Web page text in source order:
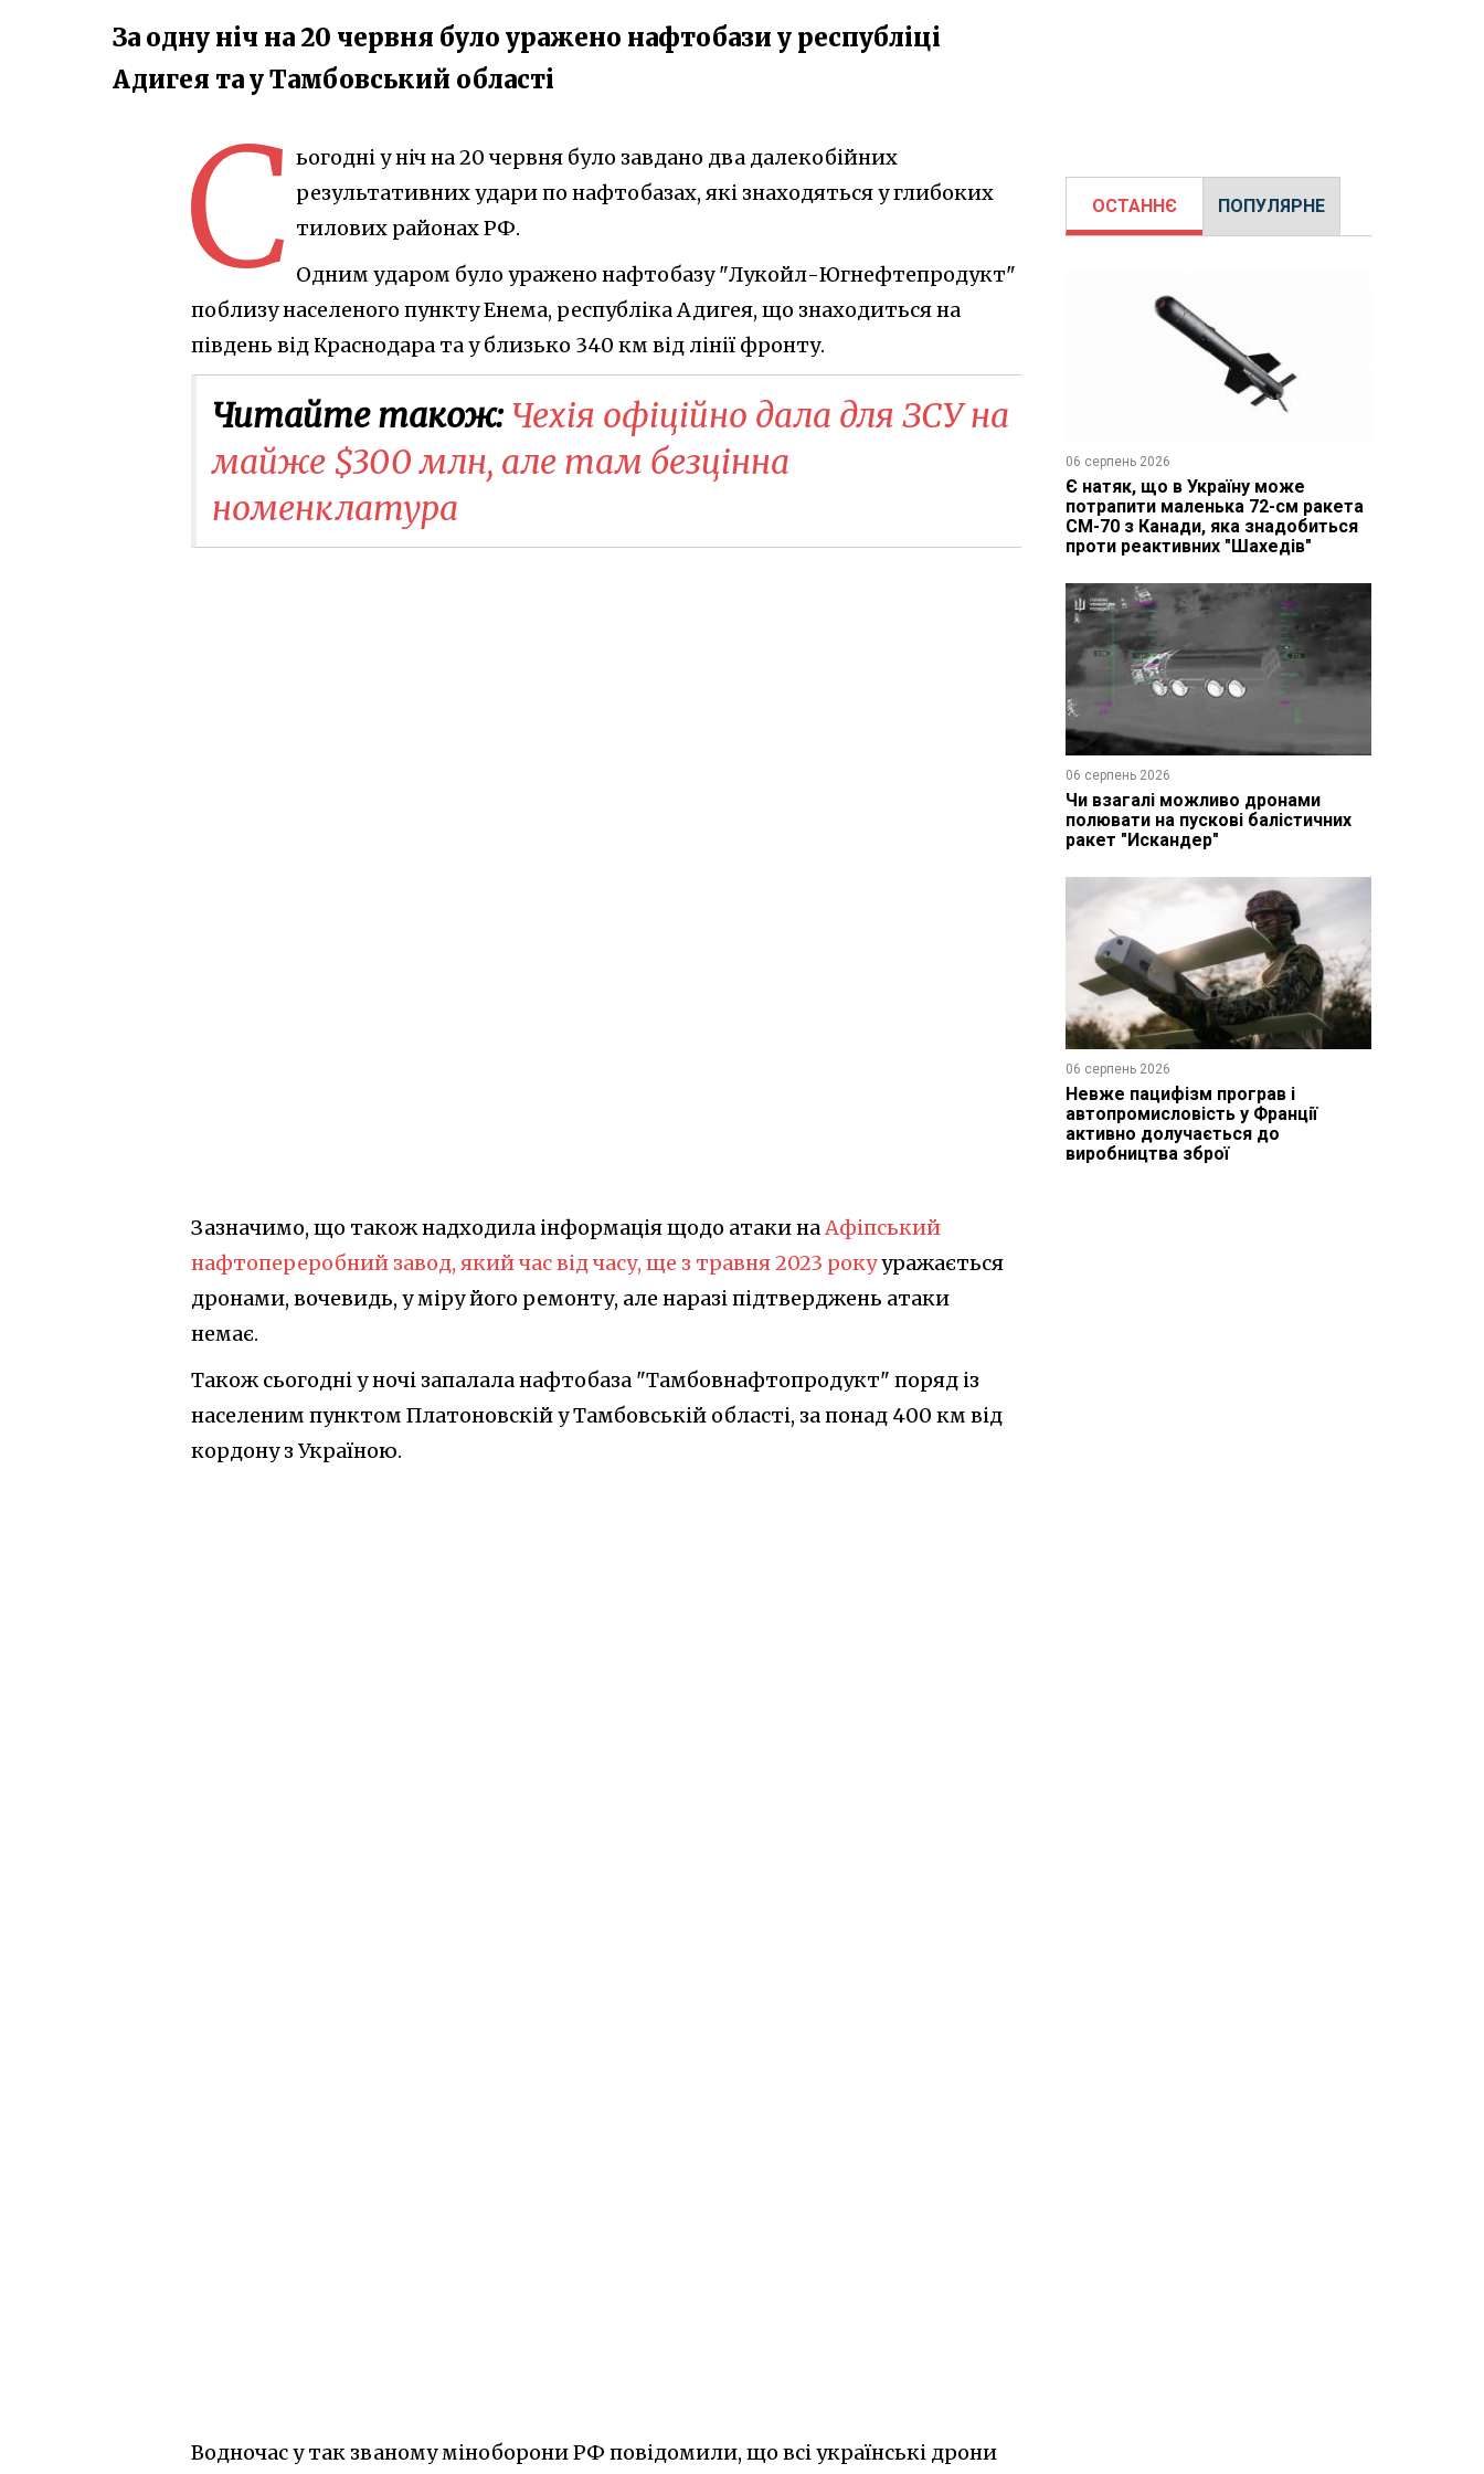
За одну ніч на 20 червня було уражено нафтобази у республіці
Адигея та у Тамбовський області
С ьогодні у ніч на 20 червня було завдано два далекобійних
результативних удари по нафтобазах, які знаходяться у глибоких
тилових районах РФ.
Одним ударом було уражено нафтобазу "Лукойл-Югнефтепродукт"
поблизу населеного пункту Енема, республіка Адигея, що знаходиться на
південь від Краснодара та у близько 340 км від лінії фронту.
Читайте також: Чехія офіційно дала для ЗСУ на
майже $300 млн, але там безцінна
номенклатура
Зазначимо, що також надходила інформація щодо атаки на Афіпський
нафтопереробний завод, який час від часу, ще з травня 2023 рокууражається
дронами, вочевидь, у міру його ремонту, але наразі підтверджень атаки
немає.
Також сьогодні у ночі запалала нафтобаза "Тамбовнафтопродукт" поряд із
населеним пунктом Платоновскій у Тамбовській області, за понад 400 км від
кордону з Україною.
Водночас у так званому міноборони РФ повідомили, що всі українські дрони
ОСТАННЄ ПОПУЛЯРНЕ
06 серпень 2026
Є натяк, що в Україну може
потрапити маленька 72-см ракета
CM-70 з Канади, яка знадобиться
проти реактивних "Шахедів"
06 серпень 2026
Чи взагалі можливо дронами
полювати на пускові балістичних
ракет "Искандер"
06 серпень 2026
Невже пацифізм програв і
автопромисловість у Франції
активно долучається до
виробництва зброї